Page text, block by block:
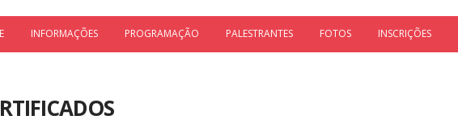
INFORMAÇÕES PROGRAMAÇÃO PALESTRANTES FOTOS INSCRIÇÕES